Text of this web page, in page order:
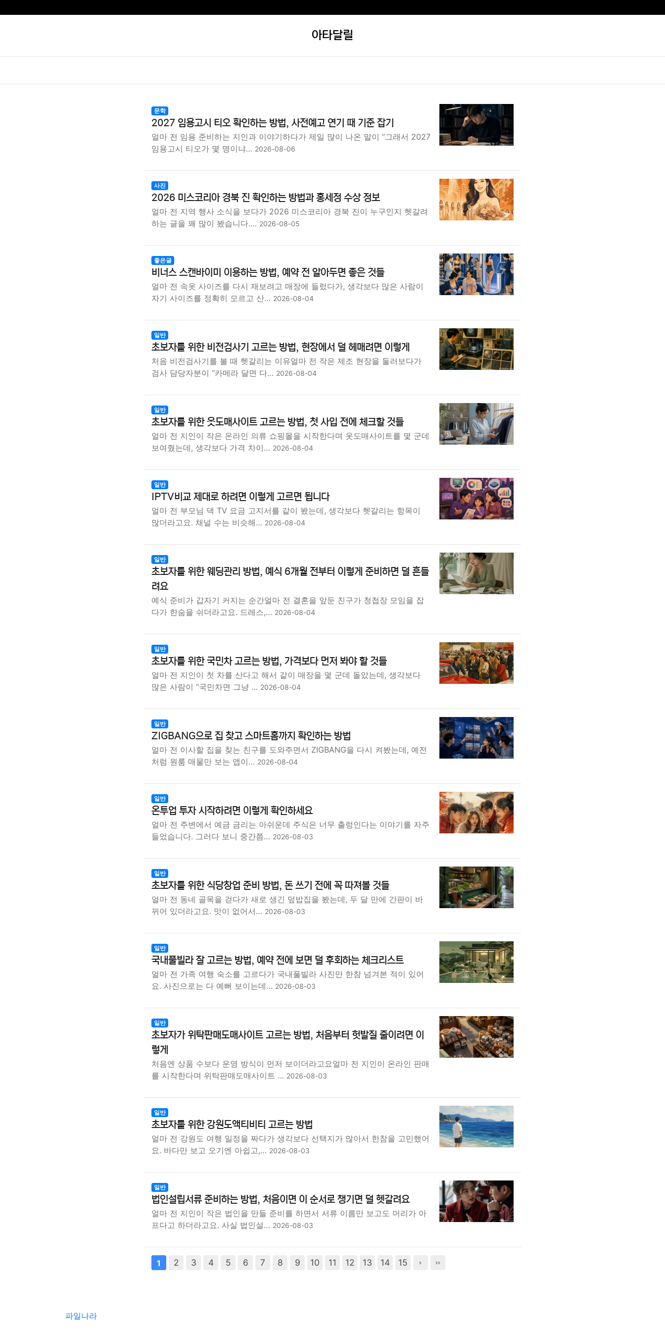
아타달릴
문학
2027 임용고시 티오 확인하는 방법, 사전예고 연기 때 기준 잡기
얼마 전 임용 준비하는 지인과 이야기하다가 제일 많이 나온 말이 “그래서 2027
임용고시 티오가 몇 명이냐… 2026-08-06
사진
2026 미스코리아 경북 진 확인하는 방법과 홍세정 수상 정보
얼마 전 지역 행사 소식을 보다가 2026 미스코리아 경북 진이 누구인지 헷갈려
하는 글을 꽤 많이 봤습니다.… 2026-08-05
좋은글
비너스 스캔바이미 이용하는 방법, 예약 전 알아두면 좋은 것들
얼마 전 속옷 사이즈를 다시 재보려고 매장에 들렀다가, 생각보다 많은 사람이
자기 사이즈를 정확히 모르고 산… 2026-08-04
일반
초보자를 위한 비전검사기 고르는 방법, 현장에서 덜 헤매려면 이렇게
처음 비전검사기를 볼 때 헷갈리는 이유얼마 전 작은 제조 현장을 둘러보다가
검사 담당자분이 “카메라 달면 다… 2026-08-04
일반
초보자를 위한 옷도매사이트 고르는 방법, 첫 사입 전에 체크할 것들
얼마 전 지인이 작은 온라인 의류 쇼핑몰을 시작한다며 옷도매사이트를 몇 군데
보여줬는데, 생각보다 가격 차이… 2026-08-04
일반
IPTV비교 제대로 하려면 이렇게 고르면 됩니다
얼마 전 부모님 댁 TV 요금 고지서를 같이 봤는데, 생각보다 헷갈리는 항목이
많더라고요. 채널 수는 비슷해… 2026-08-04
일반
초보자를 위한 웨딩관리 방법, 예식 6개월 전부터 이렇게 준비하면 덜 흔들
려요
예식 준비가 갑자기 커지는 순간얼마 전 결혼을 앞둔 친구가 청첩장 모임을 잡
다가 한숨을 쉬더라고요. 드레스,… 2026-08-04
일반
초보자를 위한 국민차 고르는 방법, 가격보다 먼저 봐야 할 것들
얼마 전 지인이 첫 차를 산다고 해서 같이 매장을 몇 군데 돌았는데, 생각보다
많은 사람이 “국민차면 그냥 … 2026-08-04
일반
ZIGBANG으로 집 찾고 스마트홈까지 확인하는 방법
얼마 전 이사할 집을 찾는 친구를 도와주면서 ZIGBANG을 다시 켜봤는데, 예전
처럼 원룸 매물만 보는 앱이… 2026-08-04
일반
온투업 투자 시작하려면 이렇게 확인하세요
얼마 전 주변에서 예금 금리는 아쉬운데 주식은 너무 출렁인다는 이야기를 자주
들었습니다. 그러다 보니 중간쯤… 2026-08-03
일반
초보자를 위한 식당창업 준비 방법, 돈 쓰기 전에 꼭 따져볼 것들
얼마 전 동네 골목을 걷다가 새로 생긴 덮밥집을 봤는데, 두 달 만에 간판이 바
뀌어 있더라고요. 맛이 없어서… 2026-08-03
일반
국내풀빌라 잘 고르는 방법, 예약 전에 보면 덜 후회하는 체크리스트
얼마 전 가족 여행 숙소를 고르다가 국내풀빌라 사진만 한참 넘겨본 적이 있어
요. 사진으로는 다 예뻐 보이는데… 2026-08-03
일반
초보자가 위탁판매도매사이트 고르는 방법, 처음부터 헛발질 줄이려면 이
렇게
처음엔 상품 수보다 운영 방식이 먼저 보이더라고요얼마 전 지인이 온라인 판매
를 시작한다며 위탁판매도매사이트 … 2026-08-03
일반
초보자를 위한 강원도액티비티 고르는 방법
얼마 전 강원도 여행 일정을 짜다가 생각보다 선택지가 많아서 한참을 고민했어
요. 바다만 보고 오기엔 아쉽고,… 2026-08-03
일반
법인설립서류 준비하는 방법, 처음이면 이 순서로 챙기면 덜 헷갈려요
얼마 전 지인이 작은 법인을 만들 준비를 하면서 서류 이름만 보고도 머리가 아
프다고 하더라고요. 사실 법인설… 2026-08-03
1 2 3 4 5 6 7 8 9 10 11 12 13 14 15
다음 맨끝
파일나라